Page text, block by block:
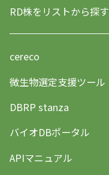
RD株をリストから探す
cereco
微生物選定支援ツール
DBRP stanza
バイオDBポータル
APIマニュアル